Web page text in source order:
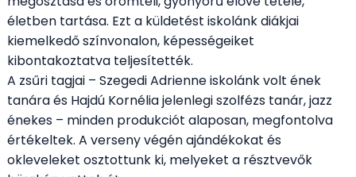
életben tartása. Ezt a küldetést iskolánk diákjai
kiemelkedő színvonalon, képességeiket
kibontakoztatva teljesítették.
A zsűri tagjai – Szegedi Adrienne iskolánk volt ének
tanára és Hajdú Kornélia jelenlegi szolfézs tanár, jazz
énekes – minden produkciót alaposan, megfontolva
értékeltek. A verseny végén ajándékokat és
okleveleket osztottunk ki, melyeket a résztvevők